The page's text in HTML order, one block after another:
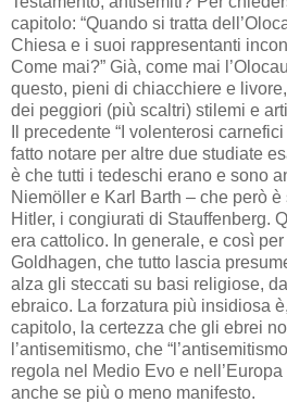
capitolo: “Quando si tratta
Chiesa e i suoi rappresentanti
Come mai?” Già, come mai
questo, pieni di chiacchiere e
dei peggiori (più scaltri) stilemi e
Il precedente “I volenterosi
fatto notare per altre due studiate
è che tutti i tedeschi erano e sono
Niemöller e Karl Barth – che però
Hitler, i congiurati di Stauffenberg.
era cattolico. In generale, e così
Goldhagen, che tutto lascia
alza gli steccati su basi religiose,
ebraico. La forzatura più insidiosa
capitolo, la certezza che gli ebrei
l’antisemitismo, che
regola nel Medio Evo e
anche se più o meno manifesto.